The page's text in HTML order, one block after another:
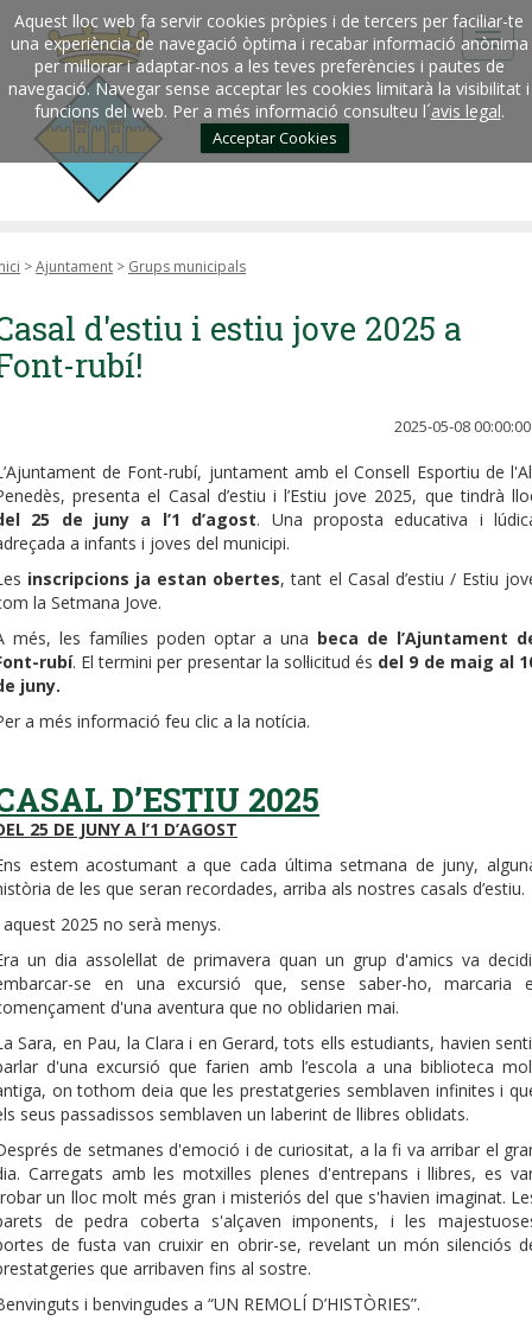
Aquest lloc web fa servir cookies pròpies i de tercers per faciliar-te
una experiència de navegació òptima i recabar informació anònima
per millorar i adaptar-nos a les teves preferències i pautes de
navegació. Navegar sense acceptar les cookies limitarà la visibilitat i
funcions del web. Per a més informació consulteu l´avis legal.
Acceptar Cookies
>Ajuntament > Grups municipals
d'estiu i estiu jove 2025 a
rubí!
2025-05-08 00:00:00
de Font-rubí, juntament amb el Consell Esportiu de
presenta el Casal d’estiu i l’Estiu jove 2025, que tindrà
25 de juny a l’1 d’agost. Una proposta educativa i
a infants i joves del municipi.
inscripcions ja estan obertes, tant el Casal d’estiu / Estiu
la Setmana Jove.
més, les famílies poden optar a una beca de l’Ajuntament
rubí. El termini per presentar la sol·licitud és del 9 de maig al
juny.
a més informació feu clic a la notícia.
D’ESTIU 2025
25 DE JUNY A l’1 D’AGOST
estem acostumant a que cada última setmana de juny,
de les que seran recordades, arriba als nostres casals d’estiu.
aquest 2025 no serà menys.
un dia assolellat de primavera quan un grup d'amics va
se en una excursió que, sense saber-ho, marcaria
d'una aventura que no oblidarien mai.
Sara, en Pau, la Clara i en Gerard, tots ells estudiants, havien
d'una excursió que farien amb l’escola a una biblioteca
on tothom deia que les prestatgeries semblaven infinites i
seus passadissos semblaven un laberint de llibres oblidats.
de setmanes d'emoció i de curiositat, a la fi va arribar el
Carregats amb les motxilles plenes d'entrepans i llibres, es
un lloc molt més gran i misteriós del que s'havien imaginat.
de pedra coberta s'alçaven imponents, i les
de fusta van cruixir en obrir-se, revelant un món silenciós
que arribaven fins al sostre.
i benvingudes a “UN REMOLÍ D’HISTÒRIES”.